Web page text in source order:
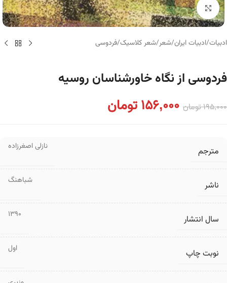
برای بزرگنمایی کلیک کنید
ادبیات/ادبیات ایران/شعر/شعر کلاسیک/فردوسی
فردوسی از نگاه خاورشناسان روسیه
195,000تومان 156,000تومان
مترجم نازلی اصغرزاده
ناشر شباهنگ
سال انتشار 1390
نوبت چاپ اول